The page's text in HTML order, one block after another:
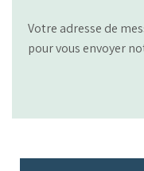
Votre adresse de
pour vous envoyer